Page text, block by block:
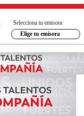
Selecciona tu emisora
Elige tu emisora